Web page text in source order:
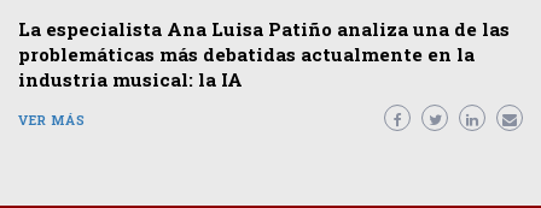
La especialista Ana Luisa Patiño analiza una de las
problemáticas más debatidas actualmente en la
industria musical: la IA
VER MÁS